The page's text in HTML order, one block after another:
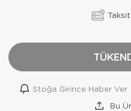
Stoğa Girince Haber Ver
Bu